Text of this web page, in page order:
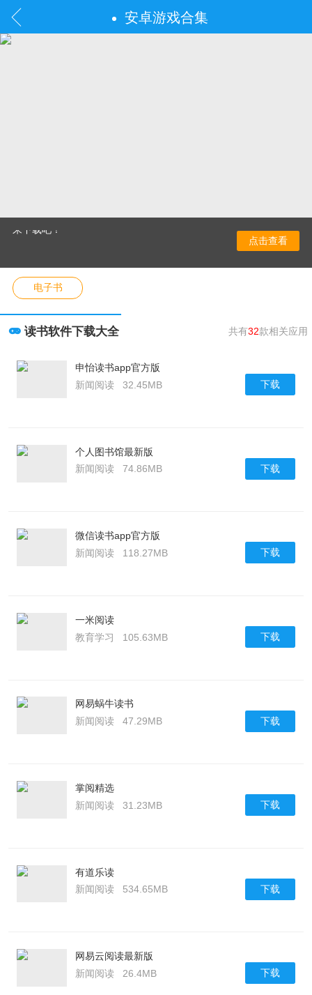
安卓游戏合集
点击查看
电子书
读书软件下载大全 共有32款相关应用
申怡读书app官方版
新闻阅读
32.45MB 下载
个人图书馆最新版
新闻阅读
74.86MB 下载
微信读书app官方版
新闻阅读
118.27MB 下载
一米阅读
教育学习
105.63MB 下载
网易蜗牛读书
新闻阅读
47.29MB 下载
掌阅精选
新闻阅读
31.23MB 下载
有道乐读
新闻阅读
534.65MB 下载
网易云阅读最新版
新闻阅读
26.4MB 下载